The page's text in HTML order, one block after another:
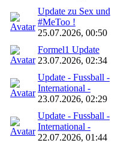
Update zu Sex und
#MeToo !
25.07.2026, 00:50
Formel1 Update
23.07.2026, 02:34
Update - Fussball -
International -
23.07.2026, 02:29
Update - Fussball -
International -
22.07.2026, 01:44